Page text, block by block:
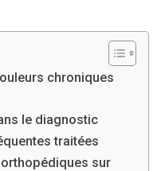
chroniques
le diagnostic
traitées
sur